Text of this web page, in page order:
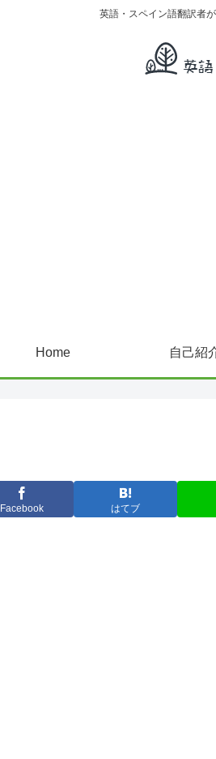
英語・スペイン語翻訳者
Home 自己紹
Facebook はてブ